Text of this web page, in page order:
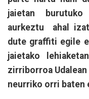
jaietan
aurkeztu ahal
dute graffiti egile
jaietako
zirriborroa
neurriko orri baten